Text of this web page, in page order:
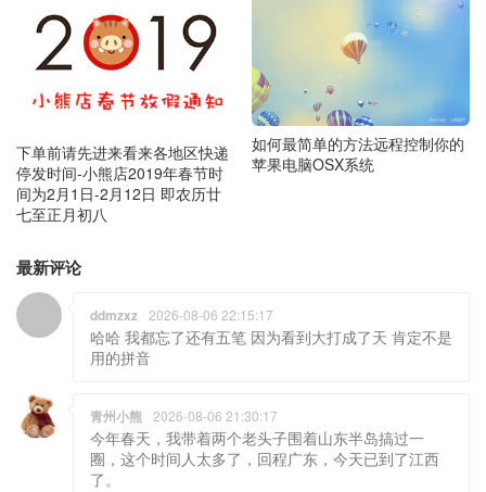
下单前请先进来看来各地区快递
停发时间-小熊店2019年春节时
间为2月1日-2月12日 即农历廿
七至正月初八
如何最简单的方法远程控制你的
苹果电脑OSX系统
最新评论
ddmzxz 2026-08-06 22:15:17
哈哈 我都忘了还有五笔 因为看到大打成了天 肯定不是
用的拼音
青州小熊 2026-08-06 21:30:17
今年春天，我带着两个老头子围着山东半岛搞过一
圈，这个时间人太多了，回程广东，今天已到了江西
了。